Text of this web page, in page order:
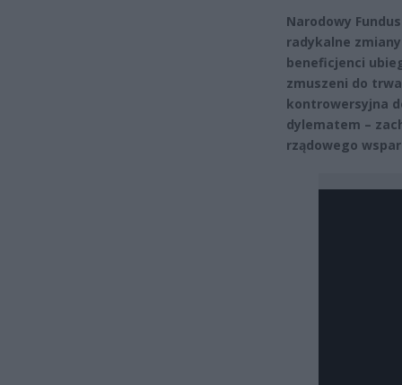
Narodowy
radykalne
beneficjenci
zmuszeni do
kontrowersyjna
dylematem –
rządowego